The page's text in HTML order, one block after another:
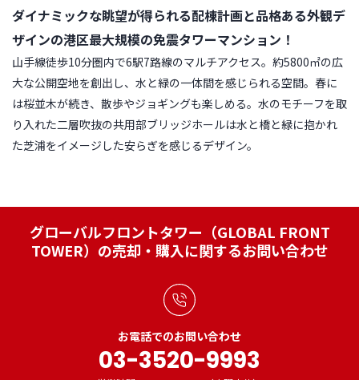
ダイナミックな眺望が得られる配棟計画と品格ある外観デ
ザインの港区最大規模の免震タワーマンション！
山手線徒歩10分圏内で6駅7路線のマルチアクセス。約5800㎡の広
大な公開空地を創出し、水と緑の一体間を感じられる空間。春に
は桜並木が続き、散歩やジョギングも楽しめる。水のモチーフを取
り入れた二層吹抜の共用部ブリッジホールは水と橋と緑に抱かれ
た芝浦をイメージした安らぎを感じるデザイン。
グローバルフロントタワー（GLOBAL FRONT
TOWER）の売却・購入に関するお問い合わせ
お電話でのお問い合わせ
03-3520-9993